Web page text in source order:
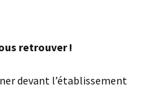
retrouver !
devant l’établissement